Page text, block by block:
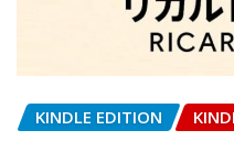
KINDLE EDITION